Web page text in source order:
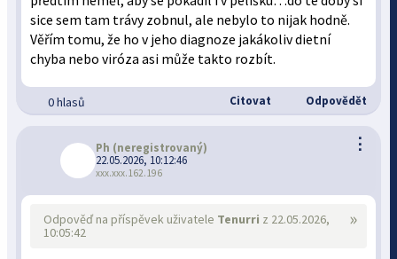
sice sem tam trávy zobnul, ale nebylo to nijak hodně.
Věřím tomu, že ho v jeho diagnoze jakákoliv dietní
chyba nebo viróza asi může takto rozbít.
0 hlasů Citovat Odpovědět
⋮
Ph (neregistrovaný)
22.05.2026, 10:12:46
xxx.xxx.162.196
»
Odpověď na příspěvek uživatele Tenurri z 22.05.2026,
10:05:42